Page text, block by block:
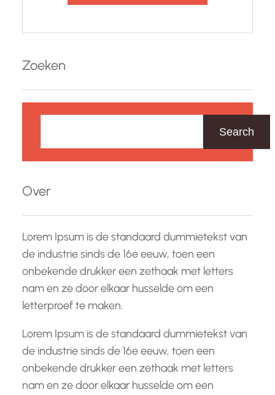
Zoeken
k
n
Search
Over
Lorem Ipsum is de standaard dummietekst van
de industrie sinds de 16e eeuw, toen een
onbekende drukker een zethaak met letters
nam en ze door elkaar husselde om een
letterproef te maken.
Lorem Ipsum is de standaard dummietekst van
de industrie sinds de 16e eeuw, toen een
onbekende drukker een zethaak met letters
nam en ze door elkaar husselde om een